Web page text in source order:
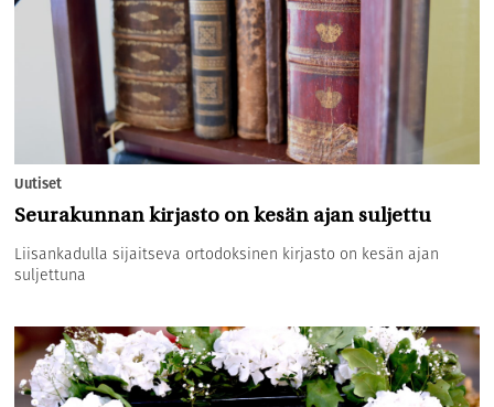
Uutiset
Seurakunnan kirjasto on kesän ajan suljettu
Liisankadulla sijaitseva ortodoksinen kirjasto on kesän ajan
suljettuna